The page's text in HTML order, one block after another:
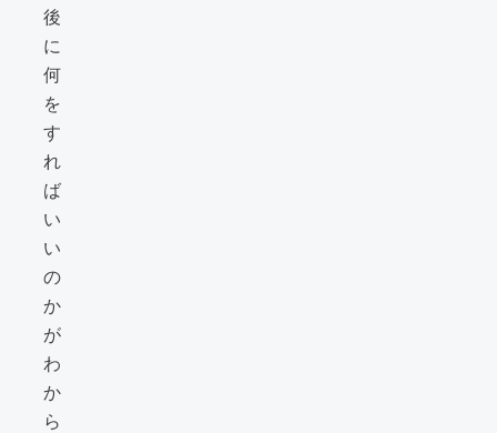
後
に
何
を
す
れ
ば
い
い
の
か
が
わ
か
ら